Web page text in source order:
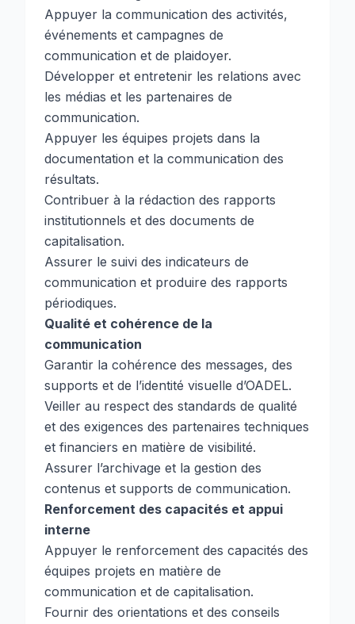
Appuyer la communication des activités,
événements et campagnes de
communication et de plaidoyer.
Développer et entretenir les relations avec
les médias et les partenaires de
communication.
Appuyer les équipes projets dans la
documentation et la communication des
résultats.
Contribuer à la rédaction des rapports
institutionnels et des documents de
capitalisation.
Assurer le suivi des indicateurs de
communication et produire des rapports
périodiques.
Qualité et cohérence de la
communication
Garantir la cohérence des messages, des
supports et de l’identité visuelle d’OADEL.
Veiller au respect des standards de qualité
et des exigences des partenaires techniques
et financiers en matière de visibilité.
Assurer l’archivage et la gestion des
contenus et supports de communication.
Renforcement des capacités et appui
interne
Appuyer le renforcement des capacités des
équipes projets en matière de
communication et de capitalisation.
Fournir des orientations et des conseils